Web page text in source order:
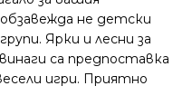
не детски
Ярки и лесни за
са предпоставка
игри. Приятно